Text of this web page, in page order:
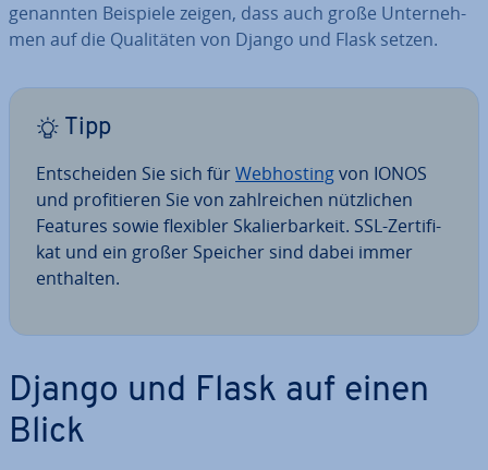
genannten Beispiele zeigen, dass auch große Un­ter­neh­
men auf die Qua­li­tä­ten von Django und Flask setzen.
Tipp
Ent­schei­den Sie sich fürWeb­hos­tingvon IONOS
und pro­fi­tie­ren Sie von zahl­rei­chen nütz­li­chen
Features sowie flexibler Ska­lier­bar­keit. SSL-Zer­ti­fi­
kat und ein großer Speicher sind dabei immer
enthalten.
Django und Flask auf einen
Blick